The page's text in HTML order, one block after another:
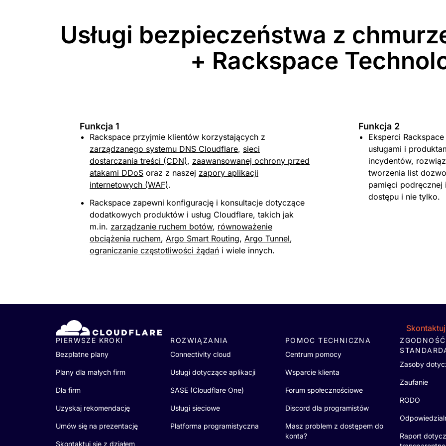
Brytyjskie Wyspy
Bułgaria
Burundi
Chile
Czad
Czarnogóra
Czechy
Demokratyczna
Dominika
Dominikana
Francja
Georgia Południowa i
Ghana
Grecja
Usługi bezpieczeństwa z
+ Rackspace
Funkcja 1
Rackspace przyjmie klientów korzystających z
zarządzanego systemu DNS Cloudflare, sieci
dostarczania treści (CDN), zaawansowanej ochrony przed
atakami DDoS oraz z naszej zapory aplikacji
internetowych (WAF).
Rackspace zapewni konfigurację i konsultacje dotyczące
dodatkowych produktów i usług Cloudflare, takich jak
m.in. zarządzanie ruchem botów, równoważenie
obciążenia ruchem, Argo Smart Routing, Argo Tunnel,
ograniczanie częstotliwości żądań i wiele innych.
Funkcja 2
Eksperci
usługami i
incydentów,
tworzenia list
pamięci podręcznej
dostępu i nie tylko.
PIERWSZE KROKI
Bezpłatne plany
Plany dla małych firm
Dla firm
Uzyskaj rekomendację
Umów się na prezentację
Skontaktuj się z działem
ROZWIĄZANIA
Connectivity cloud
Usługi dotyczące aplikacji
SASE (Cloudflare One)
Usługi sieciowe
Platforma programistyczna
POMOC TECHNICZNA
Centrum pomocy
Wsparcie klienta
Forum społecznościowe
Discord dla programistów
Masz problem z dostępem do
konta?
Zasoby
Zaufanie
RODO
Raport